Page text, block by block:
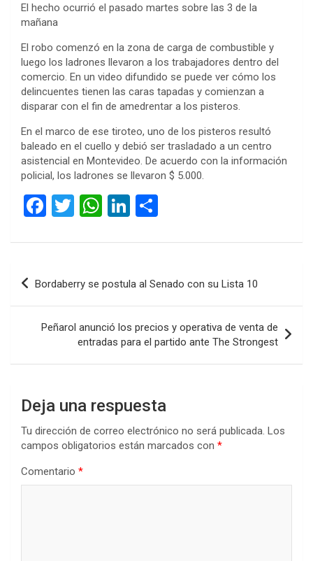
El hecho ocurrió el pasado martes sobre las 3 de la
mañana
El robo comenzó en la zona de carga de combustible y
luego los ladrones llevaron a los trabajadores dentro del
comercio. En un video difundido se puede ver cómo los
delincuentes tienen las caras tapadas y comienzan a
disparar con el fin de amedrentar a los pisteros.
En el marco de ese tiroteo, uno de los pisteros resultó
baleado en el cuello y debió ser trasladado a un centro
asistencial en Montevideo. De acuerdo con la información
policial, los ladrones se llevaron $ 5.000.
F
ce
o
o
k
T
tt
W
at
A
p
p
Li
ke
n
m
ar
Navegación
de
Bordaberry se postula al Senado con su Lista 10
Peñarol anunció los precios y operativa de venta de
entradas para el partido ante The Strongest
Deja una respuesta
Tu dirección de correo electrónico no será publicada. Los
campos obligatorios están marcados con *
Comentario *